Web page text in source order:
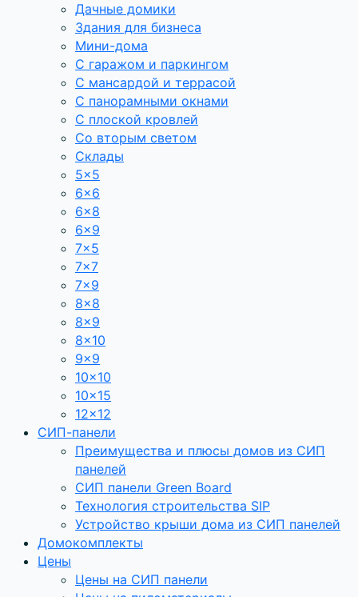
Дачные домики
Здания для бизнеса
Мини-дома
С гаражом и паркингом
С мансардой и террасой
С панорамными окнами
С плоской кровлей
Со вторым светом
Склады
5×5
6×6
6×8
6×9
7×5
7×7
7×9
8×8
8×9
8×10
9×9
10×10
10×15
12×12
СИП-панели
Преимущества и плюсы домов из СИП
панелей
СИП панели Green Board
Технология строительства SIP
Устройство крыши дома из СИП панелей
Домокомплекты
Цены
Цены на СИП панели